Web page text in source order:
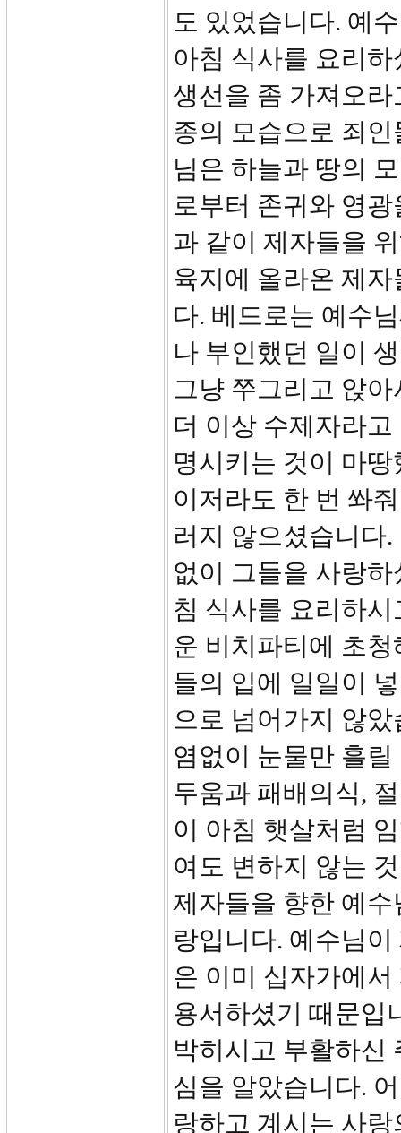
도 있었습니다. 예
아침 식사를 요리
생선을 좀 가져오
종의 모습으로 죄
님은 하늘과 땅의
로부터 존귀와 영
과 같이 제자들을
육지에 올라온 제
다. 베드로는 예수
나 부인했던 일이
그냥 쭈그리고 앉
더 이상 수제자라
명시키는 것이 마
이저라도 한 번 쏴
러지 않으셨습니다
없이 그들을 사랑
침 식사를 요리하
운 비치파티에 초
들의 입에 일일이
으로 넘어가지 않
염없이 눈물만 흘
두움과 패배의식,
이 아침 햇살처럼
여도 변하지 않는
제자들을 향한 예
랑입니다. 예수님
은 이미 십자가에
용서하셨기 때문입
박히시고 부활하신
심을 알았습니다.
랑하고 계시는 사